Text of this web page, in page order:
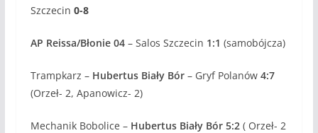
Szczecin 0-8
AP Reissa/Błonie 04– Salos Szczecin 1:1 (samobójcza)
Trampkarz – Hubertus Biały Bór– Gryf Polanów 4:7
(Orzeł- 2, Apanowicz- 2)
Mechanik Bobolice – Hubertus Biały Bór 5:2( Orzeł- 2